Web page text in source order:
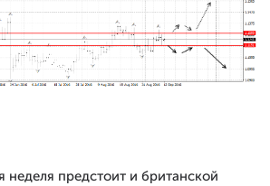
неделя предстоит и британской